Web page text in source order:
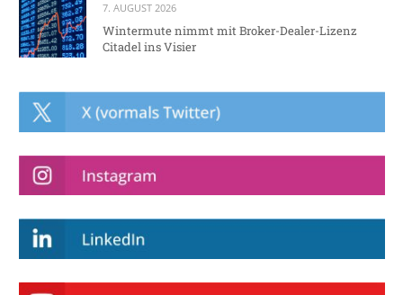
7. AUGUST 2026
Wintermute nimmt mit Broker-Dealer-Lizenz
Citadel ins Visier